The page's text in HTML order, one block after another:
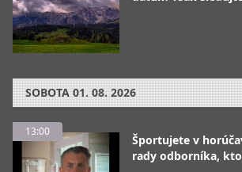
SOBOTA 01. 08. 2026
13:00
Športujete v
rady odborníka,